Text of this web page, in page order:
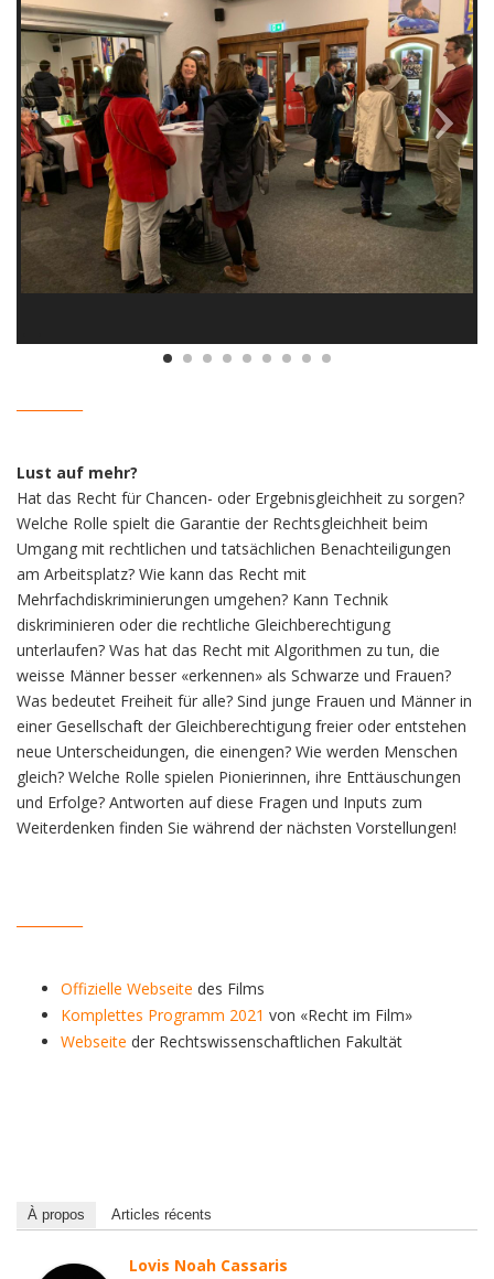
Lust auf mehr?
Hat das Recht für Chancen- oder Ergebnisgleichheit zu sorgen?
Welche Rolle spielt die Garantie der Rechtsgleichheit beim
Umgang mit rechtlichen und tatsächlichen Benachteiligungen
am Arbeitsplatz? Wie kann das Recht mit
Mehrfachdiskriminierungen umgehen? Kann Technik
diskriminieren oder die rechtliche Gleichberechtigung
unterlaufen? Was hat das Recht mit Algorithmen zu tun, die
weisse Männer besser «erkennen» als Schwarze und Frauen?
Was bedeutet Freiheit für alle? Sind junge Frauen und Männer in
einer Gesellschaft der Gleichberechtigung freier oder entstehen
neue Unterscheidungen, die einengen? Wie werden Menschen
gleich? Welche Rolle spielen Pionierinnen, ihre Enttäuschungen
und Erfolge? Antworten auf diese Fragen und Inputs zum
Weiterdenken finden Sie während der nächsten Vorstellungen!
Offizielle Webseite des Films
Komplettes Programm 2021 von «Recht im Film»
Webseite der Rechtswissenschaftlichen Fakultät
À propos Articles récents
Lovis Noah Cassaris